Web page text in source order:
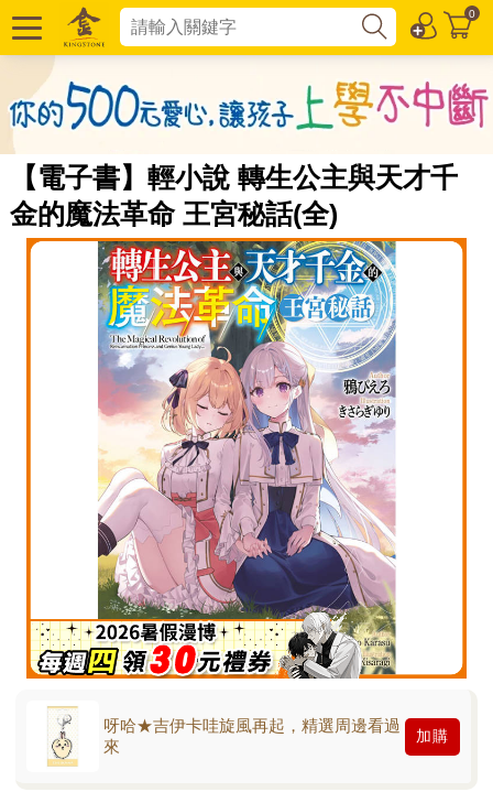
0
【電子書】輕小說 轉生公主與天才千
金的魔法革命 王宮秘話(全)
呀哈★吉伊卡哇旋風再起，精選周邊看過
來
加購